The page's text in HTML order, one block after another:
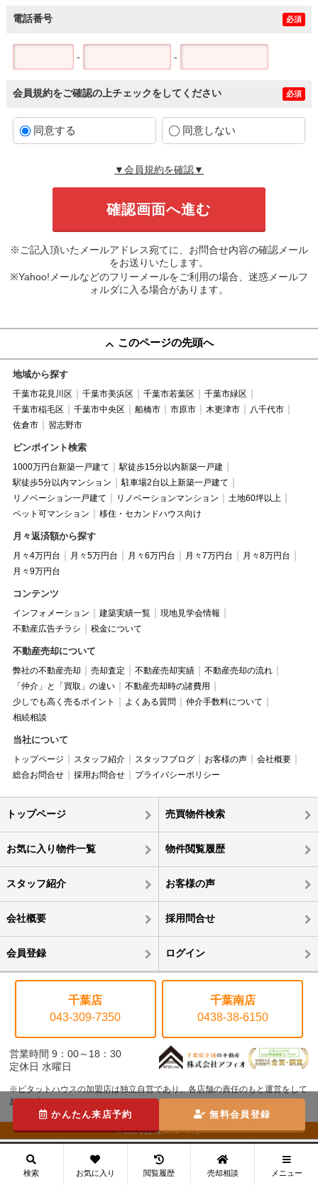
電話番号 必須
- -
会員規約をご確認の上チェックをしてください 必須
同意する 同意しない
▼会員規約を確認▼
※ご記入頂いたメールアドレス宛てに、お問合せ内容の確認メール
をお送りいたします。
※Yahoo!メールなどのフリーメールをご利用の場合、迷惑メールフ
ォルダに入る場合があります。
このページの先頭へ
地域から探す
千葉市花見川区 千葉市美浜区 千葉市若葉区
千葉市緑区
千葉市稲毛区
千葉市中央区 船橋市 市原市 木更津市
八千代市
佐倉市
習志野市
ピンポイント検索
1000万円台新築一戸建て
駅徒歩15分以内新築一戸建
駅徒歩5分以内マンション
駐車場2台以上新築一戸建て
リノベーション一戸建て
リノベーションマンション
土地60坪以上
ペット可マンション
移住・セカンドハウス向け
月々返済額から探す
月々4万円台 月々5万円台 月々6万円台 月々7万円台
月々8万円台
月々9万円台
コンテンツ
インフォメーション 建築実績一覧
現地見学会情報
不動産広告チラシ
税金について
不動産売却について
弊社の不動産売却 売却査定 不動産売却実績
不動産売却の流れ
「仲介」と「買取」の違い
不動産売却時の諸費用
少しでも高く売るポイント
よくある質問
仲介手数料について
相続相談
当社について
トップページ スタッフ紹介 スタッフブログ お客様の声
会社概要
総合お問合せ
採用お問合せ プライバシーポリシー
トップページ 売買物件検索
お気に入り物件一覧 物件閲覧履歴
スタッフ紹介 お客様の声
会社概要 採用問合せ
会員登録 ログイン
千葉店
043-309-7350
千葉南店
0438-38-6150
営業時間 9：00～18：30
定休日 水曜日
※ピタットハウスの加盟店は独立自営であり、各店舗の責任のもと運営をして
おります。
©株式会社アフィオ
かんたん来店予約 無料会員登録
検索 お気に入り 閲覧履歴 売却相談 メニュー